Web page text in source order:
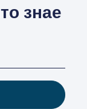
знае